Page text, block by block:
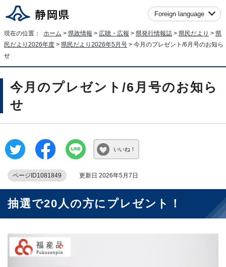
Foreign language
現在の位置： ホーム > 県政情報 > 広聴・広報 > 県発行情報誌 > 県民だより > 県
民だより2026年度 > 県民だより2026年5月号 > 今月のプレゼント/6月号のお知ら
せ
今月のプレゼント/6月号のお知ら
せ
いいね！
ページID1081849 更新日 2026年5月7日
抽選で20人の方にプレゼント！